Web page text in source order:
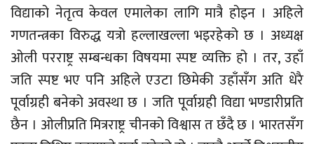
विद्याको नेतृत्व केवल एमालेका लागि मात्रै होइन । अहिले
गणतन्त्रका विरुद्ध यत्रो हल्लाखल्ला भइरहेको छ । अध्यक्ष
ओली परराष्ट्र सम्बन्धका विषयमा स्पष्ट व्यक्ति हो । तर, उहाँ
जति स्पष्ट भए पनि अहिले एउटा छिमेकी उहाँसँग अति धेरै
पूर्वाग्रही बनेको अवस्था छ । जति पूर्वाग्रही विद्या भण्डारीप्रति
छैन । ओलीप्रति मित्रराष्ट्र चीनको विश्वास त छँदै छ । भारतसँग